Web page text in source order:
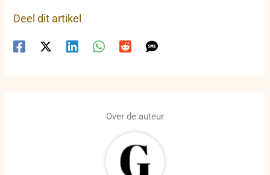
Deel dit artikel
Over de auteur